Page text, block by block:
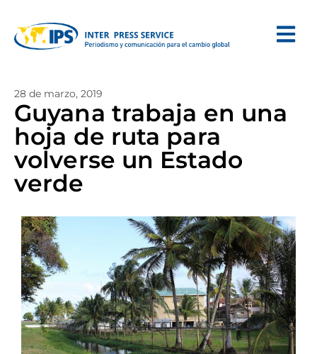
28 de marzo, 2019
Guyana trabaja en una
hoja de ruta para
volverse un Estado
verde